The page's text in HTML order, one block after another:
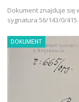
Dokument znajduje się
sygnatura 56/143/0/
DOKUMENT